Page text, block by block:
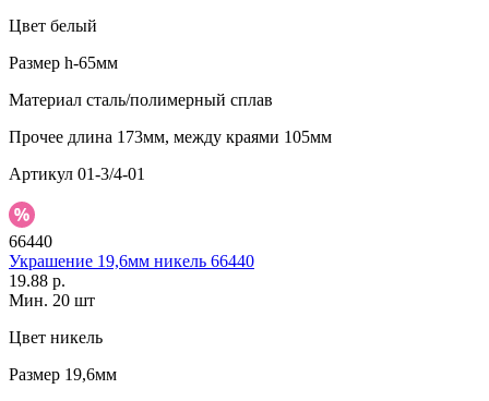
Цвет белый
Размер h-65мм
Материал сталь/полимерный сплав
Прочее длина 173мм, между краями 105мм
Артикул 01-3/4-01
66440
Украшение 19,6мм никель 66440
19.88 р.
Мин. 20 шт
Цвет никель
Размер 19,6мм